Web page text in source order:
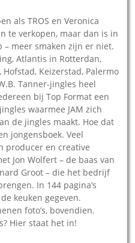
als TROS en Veronica
te verkopen, maar dan is in
– meer smaken zijn er niet.
Atlantis in Rotterdan,
Keizerstad, Palermo
Tanner-jingles heel
bij Top Format een
waarmee JAM zich
de jingles maakt. Hoe dat
jongensboek. Veel
producer en creative
Jon Wolfert – de baas van
Groot – die het bedrijf
In 144 pagina’s
keuken gegeven.
foto’s, bovendien.
Hier staat het in!